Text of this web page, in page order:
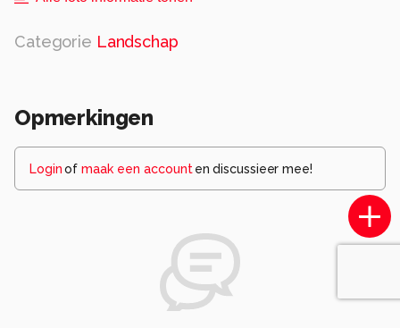
Categorie Landschap
Opmerkingen
Loginof maak een account en discussieer mee!